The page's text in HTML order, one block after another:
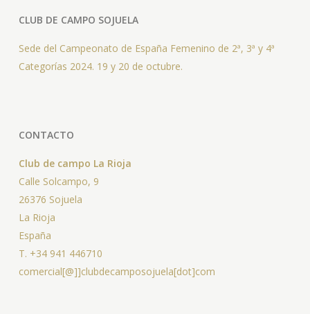
CLUB DE CAMPO SOJUELA
Sede del Campeonato de España Femenino de 2ª, 3ª y 4ª
Categorías 2024. 19 y 20 de octubre.
CONTACTO
Club de campo La Rioja
Calle Solcampo, 9
26376 Sojuela
La Rioja
España
T. +34 941 446710
comercial[@]]clubdecamposojuela[dot]com